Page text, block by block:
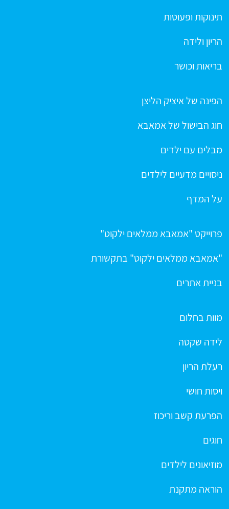
תינוקות ופעוטות
הריון ולידה
בריאות וכושר
הפינה של איציק הליצן
חוג הבישול של אמאבא
מבלים עם ילדים
ניסויים מדעיים לילדים
על המדף
פרוייקט "אמאבא ממלאים ילקוט"
"אמאבא ממלאים ילקוט" בתקשורת
בניית אתרים
מוות בחלום
לידה שקטה
רעלת הריון
ויסות חושי
הפרעת קשב וריכוז
חוגים
מוזיאונים לילדים
הוראה מתקנת